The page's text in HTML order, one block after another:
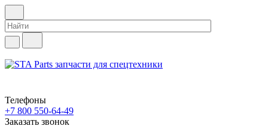
Телефоны
+7 800 550-64-49
Заказать звонок